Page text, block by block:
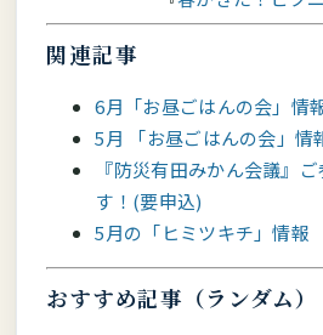
関連記事
6月「お昼ごはんの会」情
5月 「お昼ごはんの会」情
『防災有田みかん会議』
す！(要申込)
5月の「ヒミツキチ」情報
おすすめ記事（ランダム）